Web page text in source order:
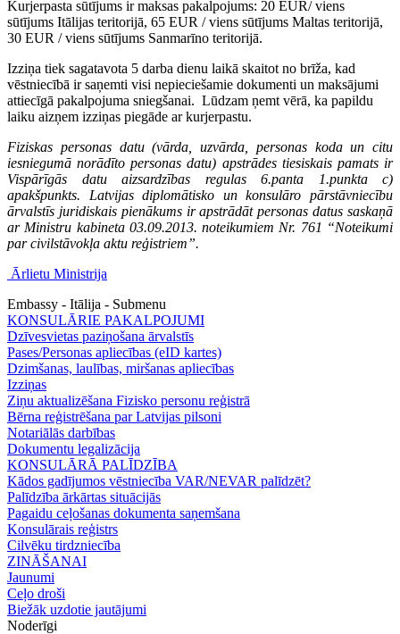
Kurjerpasta sūtījums ir maksas pakalpojums: 20 EUR/ viens
sūtījums Itālijas teritorijā, 65 EUR / viens sūtījums Maltas teritorijā,
30 EUR / viens sūtījums Sanmarīno teritorijā.
Izziņa tiek sagatavota 5 darba dienu laikā skaitot no brīža, kad
vēstniecībā ir saņemti visi nepieciešamie dokumenti un maksājumi
attiecīgā pakalpojuma sniegšanai. Lūdzam ņemt vērā, ka papildu
laiku aizņem izziņas piegāde ar kurjerpastu.
Fiziskas personas datu (vārda, uzvārda, personas koda un citu
iesniegumā norādīto personas datu) apstrādes tiesiskais pamats ir
Vispārīgās datu aizsardzības regulas 6.panta 1.punkta c)
apakšpunkts. Latvijas diplomātisko un konsulāro pārstāvniecību
ārvalstīs juridiskais pienākums ir apstrādāt personas datus saskaņā
ar Ministru kabineta 03.09.2013. noteikumiem Nr. 761 “Noteikumi
par civilstāvokļa aktu reģistriem”.
Ārlietu Ministrija
Embassy - Itālija - Submenu
KONSULĀRIE PAKALPOJUMI
Dzīvesvietas paziņošana ārvalstīs
Pases/Personas apliecības (eID kartes)
Dzimšanas, laulības, miršanas apliecības
Izziņas
Ziņu aktualizēšana Fizisko personu reģistrā
Bērna reģistrēšana par Latvijas pilsoni
Notariālās darbības
Dokumentu legalizācija
KONSULĀRĀ PALĪDZĪBA
Kādos gadījumos vēstniecība VAR/NEVAR palīdzēt?
Palīdzība ārkārtas situācijās
Pagaidu ceļošanas dokumenta saņemšana
Konsulārais reģistrs
Cilvēku tirdzniecība
ZINĀŠANAI
Jaunumi
Ceļo droši
Biežāk uzdotie jautājumi
Noderīgi